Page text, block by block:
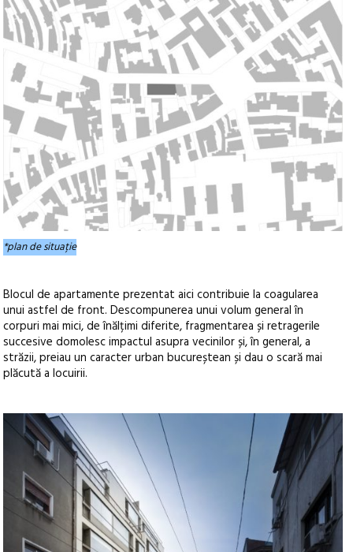
*plan de situație
Blocul de apartamente prezentat aici contribuie la coagularea
unui astfel de front. Descompunerea unui volum general în
corpuri mai mici, de înălțimi diferite, fragmentarea și retragerile
succesive domolesc impactul asupra vecinilor și, în general, a
străzii, preiau un caracter urban bucureștean și dau o scară mai
plăcută a locuirii.